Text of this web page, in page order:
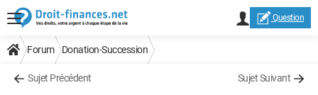
Question
Forum Donation-Succession
Sujet Précédent Sujet Suivant